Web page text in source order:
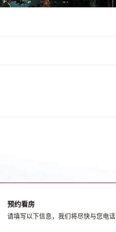
预约看房
请填写以下信息，我们将尽快与您电话